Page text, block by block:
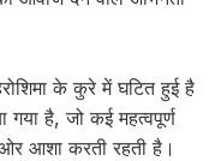
के कुरे में घटित हुई है
है, जो कई महत्वपूर्ण
आशा करती रहती है।